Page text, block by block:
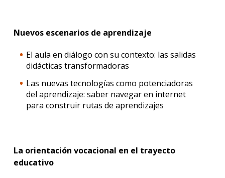
Nuevos escenarios de aprendizaje
El aula en diálogo con su contexto: las salidas
didácticas transformadoras
Las nuevas tecnologías como potenciadoras
del aprendizaje: saber navegar en internet
para construir rutas de aprendizajes
La orientación vocacional en el trayecto
educativo